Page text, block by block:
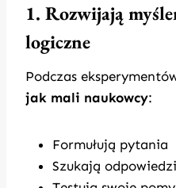
1. Rozwijają
logiczne
Podczas
jak mali naukowcy:
Formułują pytania
Szukają odpowiedzi